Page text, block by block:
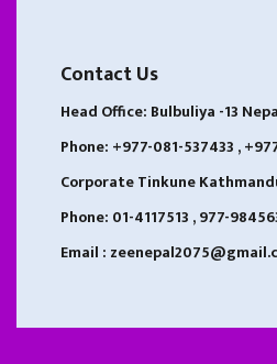
Contact Us
Head Office: Bulbuliya -13
Phone: +977-081-537433 ,
Corporate Tinkune
Phone: 01-4117513 , 977-
Email :